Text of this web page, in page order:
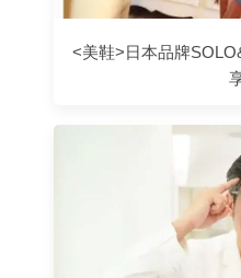
<美鞋>日本品牌